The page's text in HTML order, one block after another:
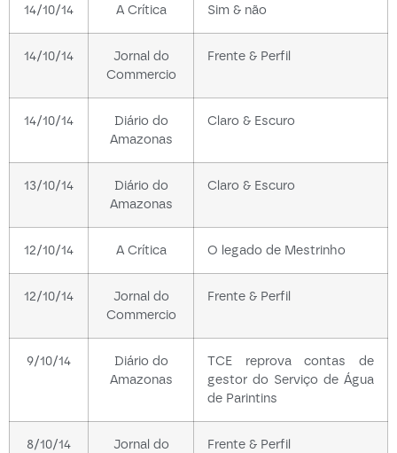
14/10/14 A Crítica Sim & não
14/10/14
Jornal do
Commercio
Frente & Perfil
14/10/14
Diário do
Amazonas
Claro & Escuro
13/10/14
Diário do
Amazonas
Claro & Escuro
12/10/14 A Crítica O legado de Mestrinho
12/10/14
Jornal do
Commercio
Frente & Perfil
9/10/14
Diário do
Amazonas
TCE reprova contas de
gestor do Serviço de Água
de Parintins
8/10/14
Jornal do
Frente & Perfil